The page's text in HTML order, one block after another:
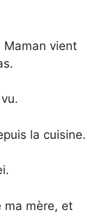
vient
la cuisine.
ma mère, et